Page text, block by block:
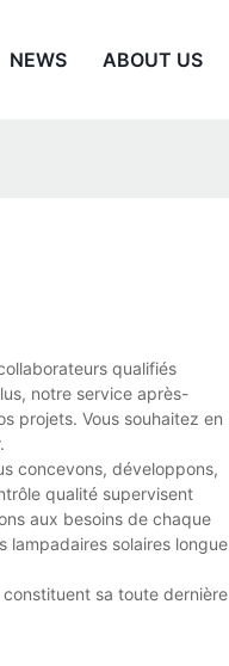
NEWS ABOUT US
qualifiés
notre service après-
projets. Vous souhaitez en
concevons, développons,
qualité supervisent
aux besoins de chaque
lampadaires solaires longue
sa toute dernière